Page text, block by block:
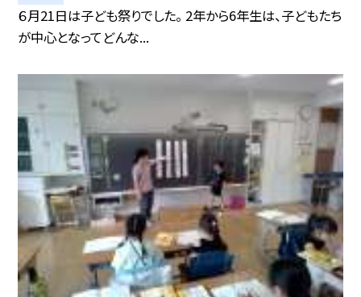
６月21日は子ども祭りでした。 2年から6年生は、子どもたち
が中心となってどんな...